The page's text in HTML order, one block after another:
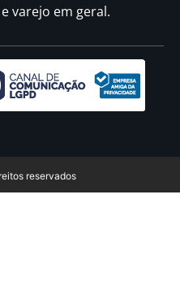
varejo em geral.
reservados